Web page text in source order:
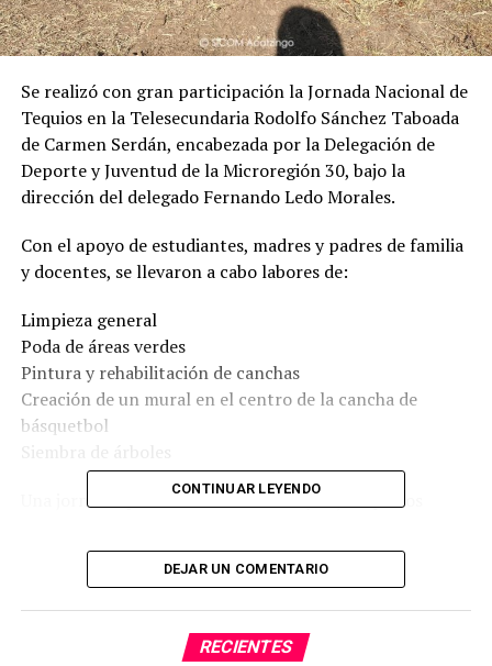
Se realizó con gran participación la Jornada Nacional de
Tequios en la Telesecundaria Rodolfo Sánchez Taboada
de Carmen Serdán, encabezada por la Delegación de
Deporte y Juventud de la Microregión 30, bajo la
dirección del delegado Fernando Ledo Morales.
Con el apoyo de estudiantes, madres y padres de familia
y docentes, se llevaron a cabo labores de:
Limpieza general
Poda de áreas verdes
Pintura y rehabilitación de canchas
Creación de un mural en el centro de la cancha de
básquetbol
Una jornada que fortaleció la unión y dejó espacios
#PorAmorAPuebla#SICOMAcatzingo
CONTINUAR LEYENDO
DEJAR UN COMENTARIO
RECIENTES